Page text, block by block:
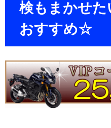
検もまかせた
おすすめ☆